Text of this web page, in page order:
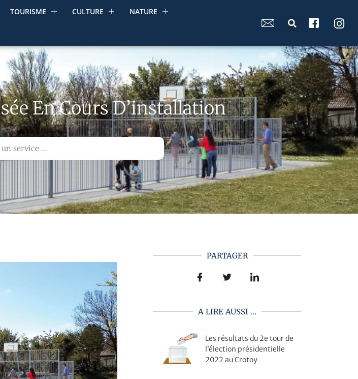
TOURISME CULTURE NATURE
En Cours D’installation
PARTAGER
A LIRE AUSSI ...
Les résultats du 2e tour de
l’élection présidentielle
2022 au Crotoy